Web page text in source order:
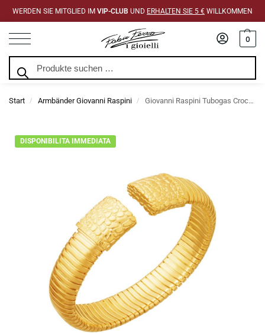
WERDEN SIE MITGLIED IM VIP-CLUB UND ERHALTEN SIE 5 € WILLKOMMEN
0
Start / Armbänder Giovanni Raspini / Giovanni Raspini Tubogas Croco Dorato Armband
DISPONIBILITA IMMEDIATA